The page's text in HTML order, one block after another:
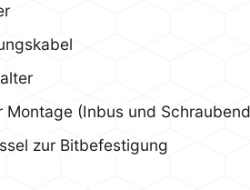
Montage (Inbus und
zur Bitbefestigung